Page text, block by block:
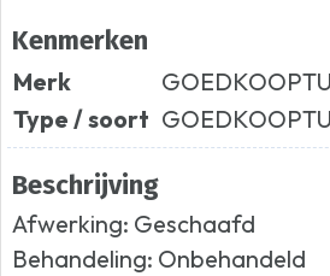
Kenmerken
Merk
Type / soort
Beschrijving
Afwerking: Geschaafd
Behandeling: Onbehandeld